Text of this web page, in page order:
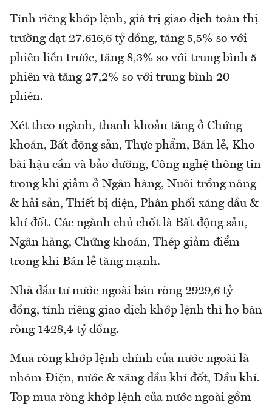
Tính riêng khớp lệnh, giá trị giao dịch toàn thị
trường đạt 27.616,6 tỷ đồng, tăng 5,5% so với
phiên liền trước, tăng 8,3% so với trung bình 5
phiên và tăng 27,2% so với trung bình 20
phiên.
Xét theo ngành, thanh khoản tăng ở Chứng
khoán, Bất động sản, Thực phẩm, Bán lẻ, Kho
bãi hậu cần và bảo dưỡng, Công nghệ thông tin
trong khi giảm ở Ngân hàng, Nuôi trồng nông
& hải sản, Thiết bị điện, Phân phối xăng dầu &
khí đốt. Các ngành chủ chốt là Bất động sản,
Ngân hàng, Chứng khoán, Thép giảm điểm
trong khi Bán lẻ tăng mạnh.
Nhà đầu tư nước ngoài bán ròng 2929,6 tỷ
đồng, tính riêng giao dịch khớp lệnh thì họ bán
ròng 1428,4 tỷ đồng.
Mua ròng khớp lệnh chính của nước ngoài là
nhóm Điện, nước & xăng dầu khí đốt, Dầu khí.
Top mua ròng khớp lệnh của nước ngoài gồm